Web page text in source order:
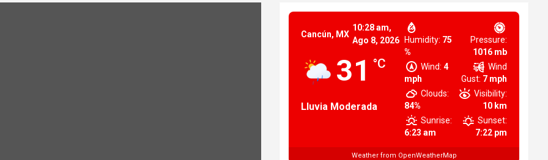
Cancún, MX
10:28 am,
Ago 8, 2026
31 °C
Lluvia Moderada
Humidity: 75
%
Pressure:
1016 mb
Wind: 4
mph
Wind
Gust: 7 mph
Clouds:
84%
Visibility:
10 km
Sunrise:
6:23 am
Sunset:
7:22 pm
Weather from OpenWeatherMap